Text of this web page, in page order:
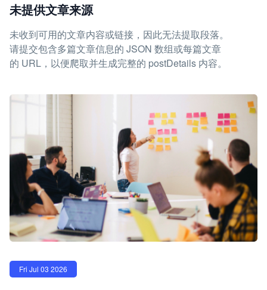
未提供文章来源
未收到可用的文章内容或链接，因此无法提取段落。
请提交包含多篇文章信息的 JSON 数组或每篇文章
的 URL，以便爬取并生成完整的 postDetails 内容。
Fri Jul 03 2026